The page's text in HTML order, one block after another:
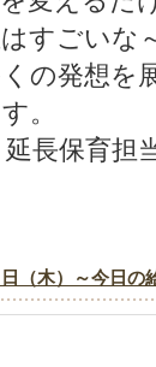
すごいな
の発想を
。
延長保育担
（木）～今日の